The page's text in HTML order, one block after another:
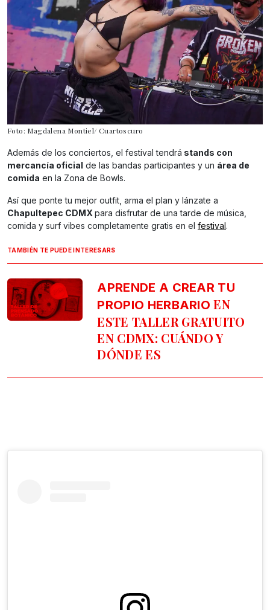
Foto: Magdalena Montiel/ Cuartoscuro
Además de los conciertos, el festival tendrá stands con
mercancía oficial de las bandas participantes y un área de
comida en la Zona de Bowls.
Así que ponte tu mejor outfit, arma el plan y lánzate a
Chapultepec CDMX para disfrutar de una tarde de música,
comida y surf vibes completamente gratis en el festival.
TAMBIÉN TE PUEDE INTERESARS
APRENDE A CREAR TU
PROPIO HERBARIO EN
ESTE TALLER GRATUITO
EN CDMX: CUÁNDO Y
DÓNDE ES